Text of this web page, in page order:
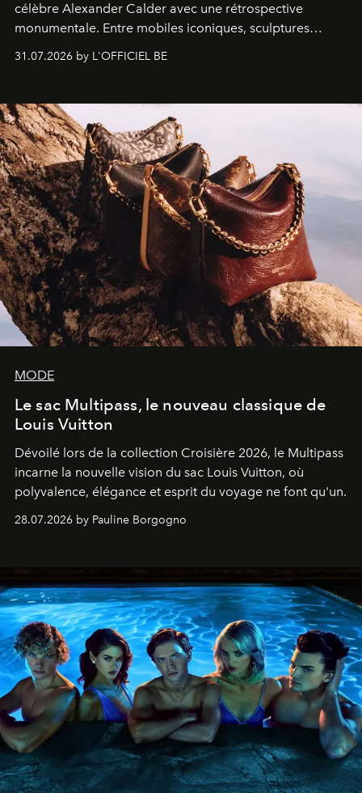
célèbre Alexander Calder avec une rétrospective
monumentale. Entre mobiles iconiques, sculptures
monumentales et poésie du mouvement, l'artiste
américain investit les espaces imaginés par Frank Gehry
sculpture.
31.07.2026 by L'OFFICIEL BE
MODE
Le sac Multipass, le nouveau classique de
Louis Vuitton
Dévoilé lors de la collection Croisière 2026, le Multipass
incarne la nouvelle vision du sac Louis Vuitton, où
polyvalence, élégance et esprit du voyage ne font qu'un.
28.07.2026 by Pauline Borgogno